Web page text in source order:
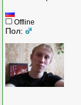
Offline
Пол: